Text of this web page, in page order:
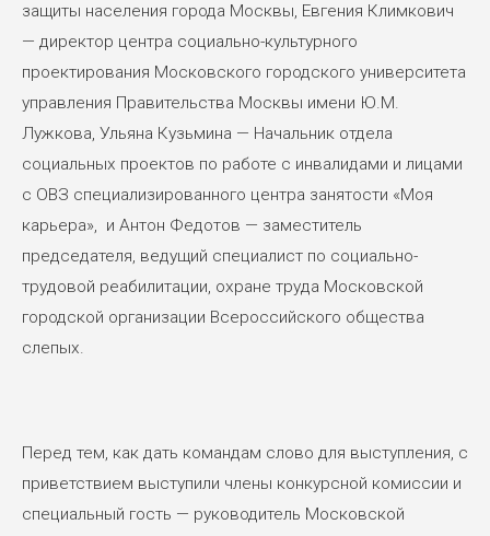
защиты населения города Москвы, Евгения Климкович
— директор центра социально-культурного
проектирования Московского городского университета
управления Правительства Москвы имени Ю.М.
Лужкова, Ульяна Кузьмина — Начальник отдела
социальных проектов по работе с инвалидами и лицами
с ОВЗ специализированного центра занятости «Моя
карьера», и Антон Федотов — заместитель
председателя, ведущий специалист по социально-
трудовой реабилитации, охране труда Московской
городской организации Всероссийского общества
слепых.
Перед тем, как дать командам слово для выступления, с
приветствием выступили члены конкурсной комиссии и
специальный гость — руководитель Московской